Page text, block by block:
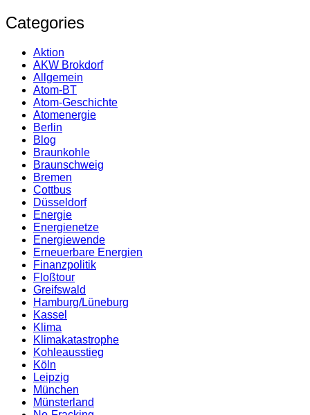
Categories
Aktion
AKW Brokdorf
Allgemein
Atom-BT
Atom-Geschichte
Atomenergie
Berlin
Blog
Braunkohle
Braunschweig
Bremen
Cottbus
Düsseldorf
Energie
Energienetze
Energiewende
Erneuerbare Energien
Finanzpolitik
Floßtour
Greifswald
Hamburg/Lüneburg
Kassel
Klima
Klimakatastrophe
Kohleausstieg
Köln
Leipzig
München
Münsterland